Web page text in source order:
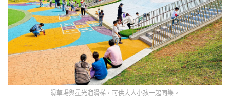
滑草場與星光溜滑梯，可供大人小孩一起同樂。